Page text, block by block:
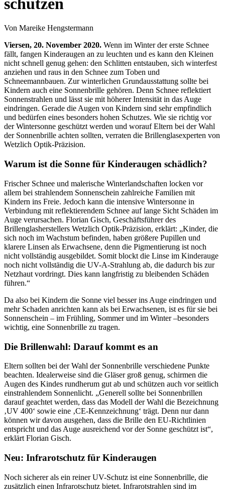
Von Mareike Hengstermann
Viersen, 20. November 2020. Wenn im Winter der erste Schnee
fällt, fangen Kinderaugen an zu leuchten und es kann den Kleinen
nicht schnell genug gehen: den Schlitten entstauben, sich winterfest
anziehen und raus in den Schnee zum Toben und
Schneemannbauen. Zur winterlichen Grundausstattung sollte bei
Kindern auch eine Sonnenbrille gehören. Denn Schnee reflektiert
Sonnenstrahlen und lässt sie mit höherer Intensität in das Auge
eindringen. Gerade die Augen von Kindern sind sehr empfindlich
und bedürfen eines besonders hohen Schutzes. Wie sie richtig vor
der Wintersonne geschützt werden und worauf Eltern bei der Wahl
der Sonnenbrille achten sollten, verraten die Brillenglasexperten von
Wetzlich Optik-Präzision.
Warum ist die Sonne für Kinderaugen schädlich?
Frischer Schnee und malerische Winterlandschaften locken vor
allem bei strahlendem Sonnenschein zahlreiche Familien mit
Kindern ins Freie. Jedoch kann die intensive Wintersonne in
Verbindung mit reflektierendem Schnee auf lange Sicht Schäden im
Auge verursachen. Florian Gisch, Geschäftsführer des
Brillenglasherstellers Wetzlich Optik-Präzision, erklärt: „Kinder, die
sich noch im Wachstum befinden, haben größere Pupillen und
klarere Linsen als Erwachsene, denn die Pigmentierung ist noch
nicht vollständig ausgebildet. Somit blockt die Linse im Kinderauge
noch nicht vollständig die UV-A-Strahlung ab, die dadurch bis zur
Netzhaut vordringt. Dies kann langfristig zu bleibenden Schäden
führen.“
Da also bei Kindern die Sonne viel besser ins Auge eindringen und
mehr Schaden anrichten kann als bei Erwachsenen, ist es für sie bei
Sonnenschein – im Frühling, Sommer und im Winter –besonders
wichtig, eine Sonnenbrille zu tragen.
Die Brillenwahl: Darauf kommt es an
Eltern sollten bei der Wahl der Sonnenbrille verschiedene Punkte
beachten. Idealerweise sind die Gläser groß genug, schirmen die
Augen des Kindes rundherum gut ab und schützen auch vor seitlich
einstrahlendem Sonnenlicht. „Generell sollte bei Sonnenbrillen
darauf geachtet werden, dass das Modell der Wahl die Bezeichnung
‚UV 400‘ sowie eine ‚CE-Kennzeichnung‘ trägt. Denn nur dann
können wir davon ausgehen, dass die Brille den EU-Richtlinien
entspricht und das Auge ausreichend vor der Sonne geschützt ist“,
erklärt Florian Gisch.
Neu: Infrarotschutz für Kinderaugen
Noch sicherer als ein reiner UV-Schutz ist eine Sonnenbrille, die
zusätzlich einen Infrarotschutz bietet. Infrarotstrahlen sind im